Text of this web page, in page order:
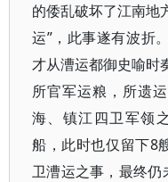
的倭乱破坏了江南地
运”，此事遂有波折
才从漕运都御史喻时
所官军运粮，所遗
海、镇江四卫军领
船，此时也仅留下8
卫漕运之事，最终